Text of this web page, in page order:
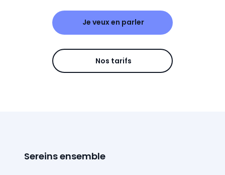
Je veux en parler
Nos tarifs
Sereins ensemble